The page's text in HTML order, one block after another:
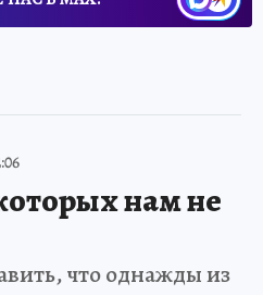
нам не
что однажды из